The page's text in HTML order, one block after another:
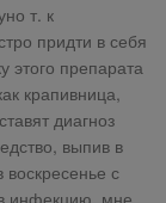
т. к
придти в себя
этого препарата
крапивница,
диагноз
выпив в
с
инфекцию, мне